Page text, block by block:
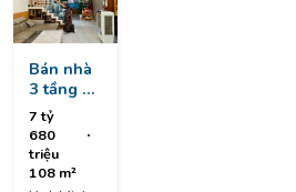
Bán nhà
3 tầng 3
mê đúc
mặt tiền
12 hoà
minh 28,
7 tỷ
680
triệu
108 m²